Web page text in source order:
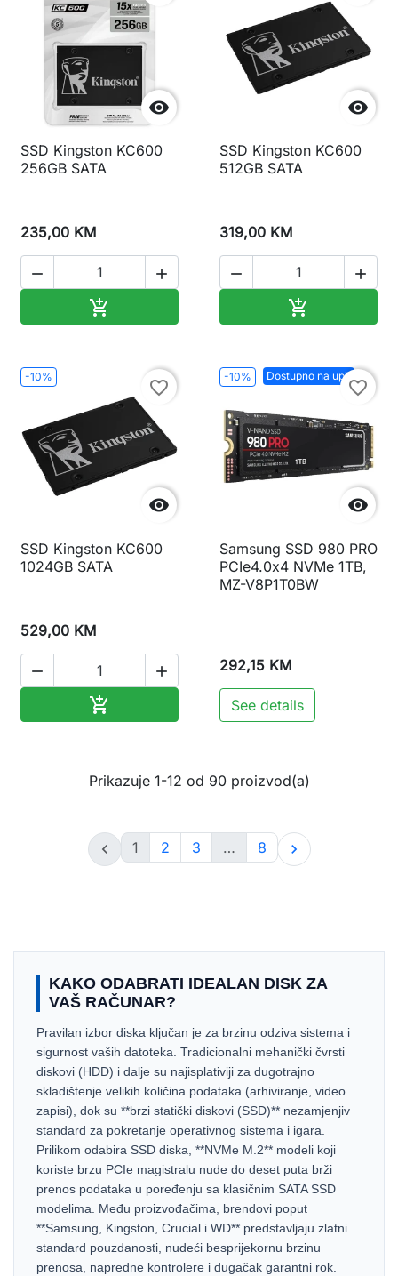

SSD Kingston KC600
256GB SATA
235,00 KM
 


SSD Kingston KC600
512GB SATA
319,00 KM
 

-10%

favorite_border
SSD Kingston KC600
1024GB SATA
529,00 KM
 

-10% Dostupno na upit

favorite_border
Samsung SSD 980 PRO
PCIe4.0x4 NVMe 1TB,
MZ-V8P1T0BW
292,15 KM
See details
Prikazuje 1-12 od 90 proizvod(a)
 1 2 3 … 8 
KAKO ODABRATI IDEALAN DISK ZA
VAŠ RAČUNAR?
Pravilan izbor diska ključan je za brzinu odziva sistema i
sigurnost vaših datoteka. Tradicionalni mehanički čvrsti
diskovi (HDD) i dalje su najisplativiji za dugotrajno
skladištenje velikih količina podataka (arhiviranje, video
zapisi), dok su **brzi statički diskovi (SSD)** nezamjenjiv
standard za pokretanje operativnog sistema i igara.
Prilikom odabira SSD diska, **NVMe M.2** modeli koji
koriste brzu PCIe magistralu nude do deset puta brži
prenos podataka u poređenju sa klasičnim SATA SSD
modelima. Među proizvođačima, brendovi poput
**Samsung, Kingston, Crucial i WD** predstavljaju zlatni
standard pouzdanosti, nudeći besprijekornu brzinu
prenosa, napredne kontrolere i dugačak garantni rok.